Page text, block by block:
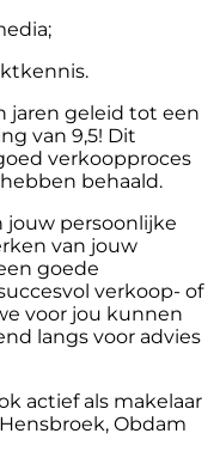
jaren geleid tot een
van 9,5! Dit
verkoopproces
behaald.
jouw persoonlijke
van jouw
goede
verkoop- of
voor jou kunnen
langs voor advies
actief als makelaar
Obdam